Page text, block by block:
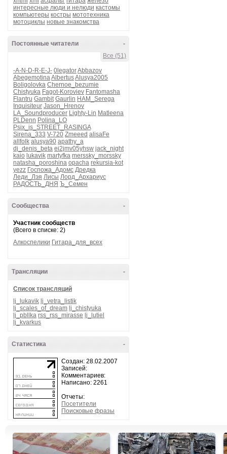
интересные люди и нелюди кастомы
компьютеры костры мототехника
мотоциклы новые знакомства
-
Постоянные читатели
Все (51)
-A-N-D-R-E-J- 0legatorAbbazov
AbegemotinaAlbertusAlusya2005
Boligolovka Chernoe_bezumie
Chistyuka Fagot-Koroviev Fantomasha
Flantru Gambit Gaurlin HAM_Serega
Inquisiteur Jason_Hrenov
LA_Soundproducer Lighty-Lin Matleena
PLDenn Polina_LO
Psix_is_STREET_RASINGA
Sirena_333 V-720 Zmeeed alisaFe
allfolk alusya90 apathy_a
dj_denis_beta ei2jmv05yhsw jack_night
kaio lukavik martyfka merssky_morssky
natasha_poroshina opacha rekursia-kot
yezz Госпожа_Адомс Дредка
Леди_Лэя Лисы Лорд_Архариус
РАДОСТЬ_ДНЯ Ъ_Семен
-
Сообщества
Участник сообществ
(Всего в списке: 2)
Алкоспелики Гитара_для_всех
-
Трансляции
Список трансляций
lj_lukavik lj_vetra_listik
lj_scales_of_dream lj_chistyuka
lj_pbllka rss_rss_mirasse lj_lutiel
lj_kvarkus
-
Статистика
Создан: 28.02.2007
Записей:
Комментариев:
Написано: 2261
Отчеты:
Посетители
Поисковые фразы